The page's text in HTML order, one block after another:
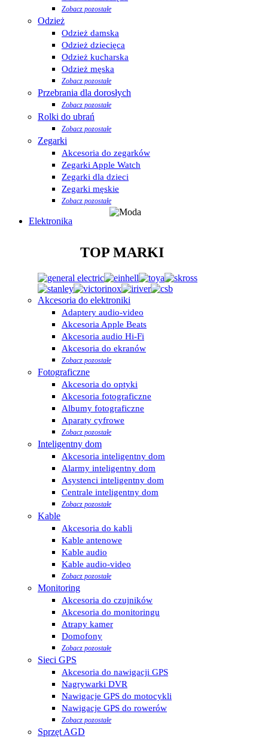
Zobacz pozostałe
Odzież
Odzież damska
Odzież dziecięca
Odzież kucharska
Odzież męska
Zobacz pozostałe
Przebrania dla dorosłych
Zobacz pozostałe
Rolki do ubrań
Zobacz pozostałe
Zegarki
Akcesoria do zegarków
Zegarki Apple Watch
Zegarki dla dzieci
Zegarki męskie
Zobacz pozostałe
Elektronika
TOP MARKI
Akcesoria do elektroniki
Adaptery audio-video
Akcesoria Apple Beats
Akcesoria audio Hi-Fi
Akcesoria do ekranów
Zobacz pozostałe
Fotograficzne
Akcesoria do optyki
Akcesoria fotograficzne
Albumy fotograficzne
Aparaty cyfrowe
Zobacz pozostałe
Inteligentny dom
Akcesoria inteligentny dom
Alarmy inteligentny dom
Asystenci inteligentny dom
Centrale inteligentny dom
Zobacz pozostałe
Kable
Akcesoria do kabli
Kable antenowe
Kable audio
Kable audio-video
Zobacz pozostałe
Monitoring
Akcesoria do czujników
Akcesoria do monitoringu
Atrapy kamer
Domofony
Zobacz pozostałe
Sieci GPS
Akcesoria do nawigacji GPS
Nagrywarki DVR
Nawigacje GPS do motocykli
Nawigacje GPS do rowerów
Zobacz pozostałe
Sprzęt AGD